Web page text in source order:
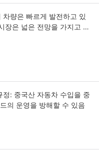
차량은 빠르게 발전하고 있
장은 넓은 전망을 가지고 있
정: 중국산 자동차 수입을 중
의 운영을 방해할 수 있음